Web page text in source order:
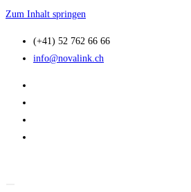
Zum Inhalt springen
(+41) 52 762 66 66
info@novalink.ch